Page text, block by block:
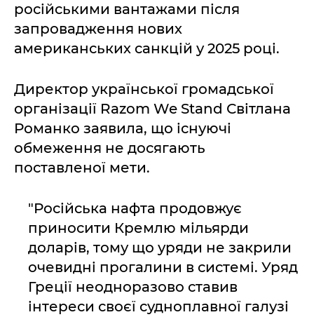
російськими вантажами після
запровадження нових
американських санкцій у 2025 році.
Директор української громадської
організації Razom We Stand Світлана
Романко заявила, що існуючі
обмеження не досягають
поставленої мети.
"Російська нафта продовжує
приносити Кремлю мільярди
доларів, тому що уряди не закрили
очевидні прогалини в системі. Уряд
Греції неодноразово ставив
інтереси своєї судноплавної галузі